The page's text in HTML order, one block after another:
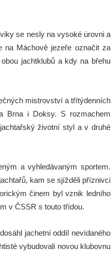
se nesly na vysoké úrovni a
Máchově jezeře označit za
jachtklubů a kdy na břehu
mistrovství a třítýdenních
Brna i Doksy. S rozmachem
životní styl a v druhé
a vyhledávaným sportem.
kam se sjížděli příznivci
činem byl vznik ledního
v ČSSR s touto třídou.
jachetní oddíl nevídaného
vybudovali novou klubovnu